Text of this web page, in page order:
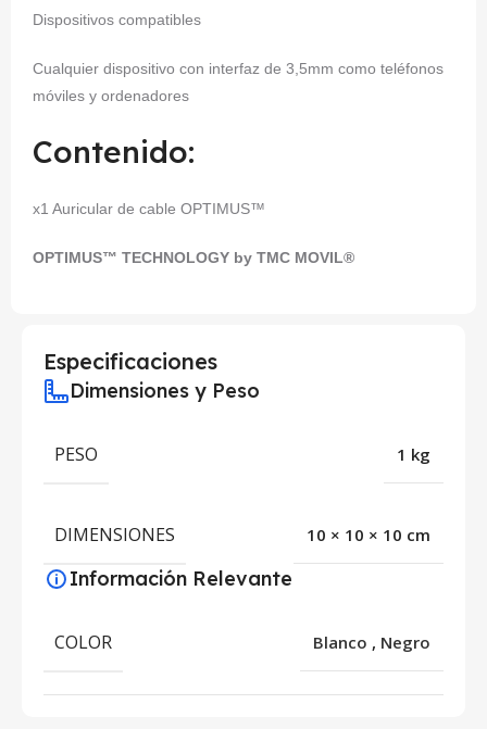
Dispositivos compatibles
Cualquier dispositivo con interfaz de 3,5mm como teléfonos
móviles y ordenadores
Contenido:
x1 Auricular de cable OPTIMUS™
OPTIMUS™ TECHNOLOGY by TMC MOVIL®
Especificaciones
Dimensiones y Peso
PESO 1 kg
DIMENSIONES 10 × 10 × 10 cm
Información Relevante
COLOR Blanco , Negro